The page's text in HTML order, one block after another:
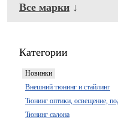
Все марки ↓
Категории
Новинки
Внешний тюнинг и стайлинг
Тюнинг оптики, освещение,
Тюнинг салона